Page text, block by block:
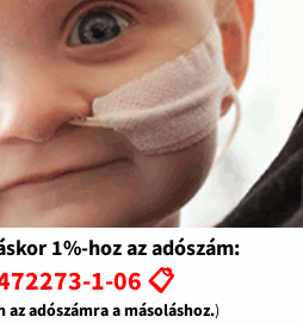
1%-hoz az adószám:
1-06 📋
adószámra a másoláshoz.)